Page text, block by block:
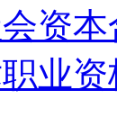
资
业资